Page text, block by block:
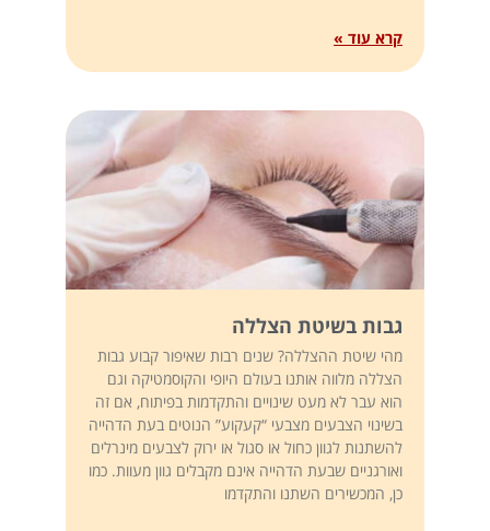
קרא עוד »
גבות בשיטת הצללה
מהי שיטת ההצללה? שנים רבות שאיפור קבוע גבות
הצללה מלווה אותנו בעולם היופי והקוסמטיקה וגם
הוא עבר לא מעט שינויים והתקדמות בפיתוח, אם זה
בשינוי הצבעים מצבעי “קעקוע” הנוטים בעת הדהייה
להשתנות לגוון כחול או סגול או ירוק לצבעים מינרלים
ואורגניים שבעת הדהייה אינם מקבלים גוון מעוות. כמו
כן, המכשירים השתנו והתקדמו